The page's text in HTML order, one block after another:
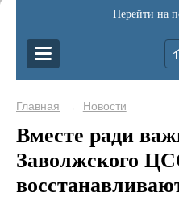
Перейти на
Главная → Новости
Вместе ради
Заволжского